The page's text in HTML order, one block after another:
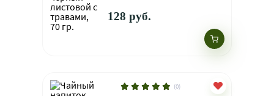
128 руб.
(0)